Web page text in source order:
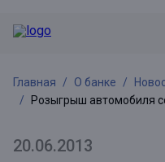
Главная О банке
Розыгрыш автомобиля
20.06.2013